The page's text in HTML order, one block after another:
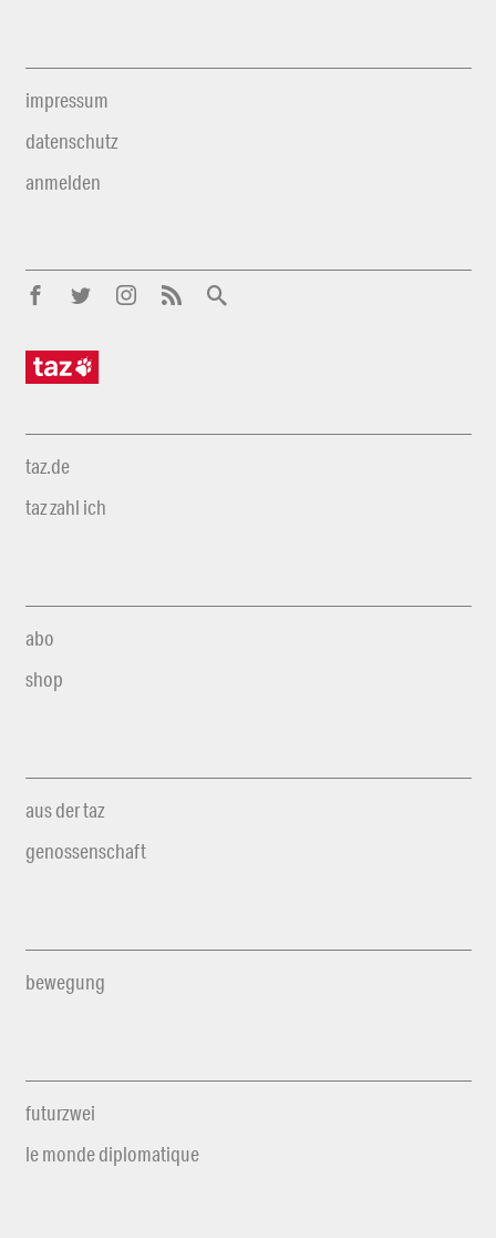
impressum
datenschutz
anmelden
taz.de
taz zahl ich
abo
shop
aus der taz
genossenschaft
bewegung
futurzwei
le monde diplomatique